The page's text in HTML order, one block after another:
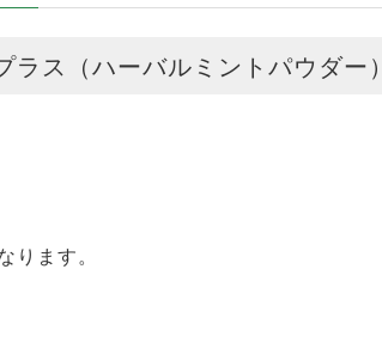
ラス（ハーバルミントパウダー）
ります。